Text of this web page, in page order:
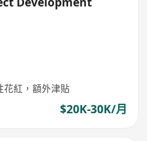
花紅，額外津貼
$20K-30K/月